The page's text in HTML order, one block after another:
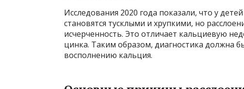
Исследования 2020 года показали, что у
становятся тусклыми и хрупкими, но
исчерченность. Это отличает кальциевую
цинка. Таким образом, диагностика должна
восполнению кальция.